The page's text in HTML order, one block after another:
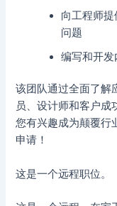
向工程师
问题
编写和开发
该团队通过全面了解
员、设计师和客户成
您有兴趣成为颠覆行
申请！
这是一个远程职位。